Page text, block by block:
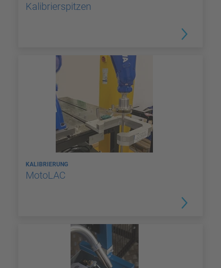
Kalibrierspitzen
KALIBRIERUNG
MotoLAC